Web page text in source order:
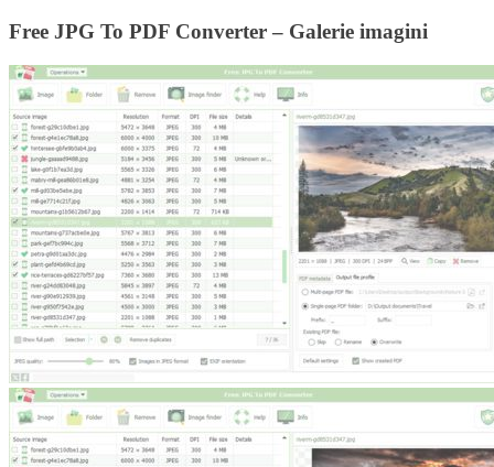
Free JPG To PDF Converter – Galerie imagini